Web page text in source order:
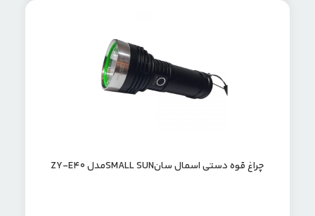
چراغ قوه دستی اسمال سانSMALL SUNمدل ZY-E40